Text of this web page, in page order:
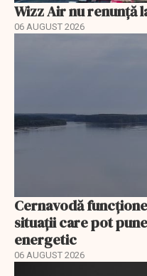
Wizz Air nu renunță
06 AUGUST 2026
Cernavodă
situații care pot
energetic
06 AUGUST 2026